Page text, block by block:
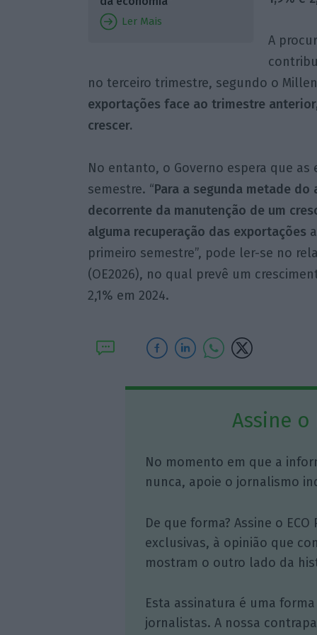
Ler Mais
A
no terceiro trimestre, segundo o
exportações face ao trimestre
crescer.
No entanto, o Governo espera que
semestre. “Para a segunda metade do
decorrente da manutenção de um
alguma recuperação das exportações
primeiro semestre”, pode ler-se no
(OE2026), no qual prevê um
2,1% em 2024.
Assine o
No momento em que a
nunca, apoie o jornalismo
De que forma? Assine o
exclusivas, à opinião que
mostram o outro lado da
Esta assinatura é uma
jornalistas. A nossa